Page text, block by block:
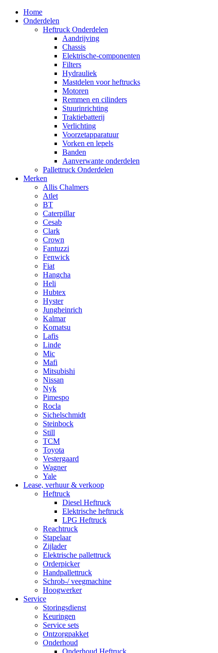
Home
Onderdelen
Heftruck Onderdelen
Aandrijving
Chassis
Elektrische-componenten
Filters
Hydrauliek
Mastdelen voor heftrucks
Motoren
Remmen en cilinders
Stuurinrichting
Traktiebatterij
Verlichting
Voorzetapparatuur
Vorken en lepels
Banden
Aanverwante onderdelen
Pallettruck Onderdelen
Merken
Allis Chalmers
Atlet
BT
Caterpillar
Cesab
Clark
Crown
Fantuzzi
Fenwick
Fiat
Hangcha
Heli
Hubtex
Hyster
Jungheinrich
Kalmar
Komatsu
Lafis
Linde
Mic
Mafi
Mitsubishi
Nissan
Nyk
Pimespo
Rocla
Sichelschmidt
Steinbock
Still
TCM
Toyota
Vestergaard
Wagner
Yale
Lease, verhuur & verkoop
Heftruck
Diesel Heftruck
Elektrische heftruck
LPG Heftruck
Reachtruck
Stapelaar
Zijlader
Elektrische pallettruck
Orderpicker
Handpallettruck
Schrob-/ veegmachine
Hoogwerker
Service
Storingsdienst
Keuringen
Service sets
Ontzorgpakket
Onderhoud
Onderhoud Heftruck